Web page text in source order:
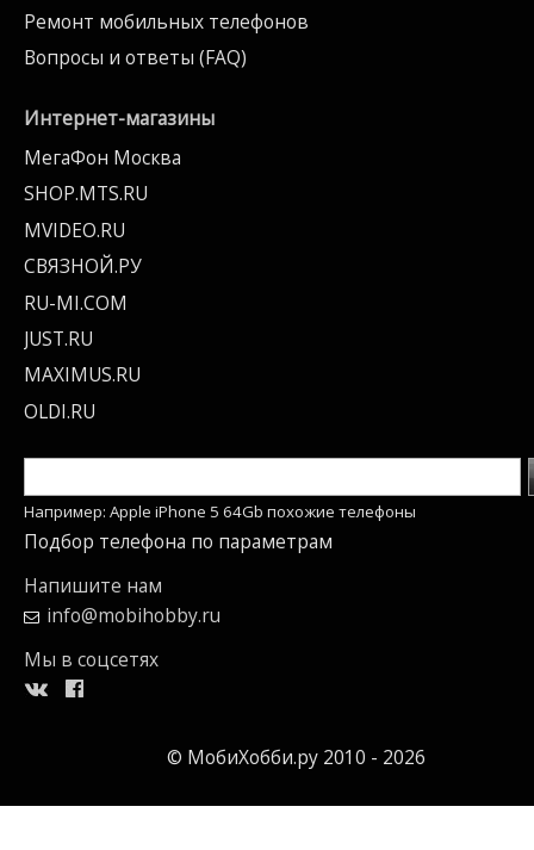
Ремонт мобильных телефонов
Вопросы и ответы (FAQ)
Интернет-магазины
МегаФон Москва
SHOP.MTS.RU
MVIDEO.RU
СВЯЗНОЙ.РУ
RU-MI.COM
JUST.RU
MAXIMUS.RU
OLDI.RU
Например: Apple iPhone 5 64Gb похожие телефоны
Подбор телефона по параметрам
Напишите нам
info@mobihobby.ru
Мы в соцсетях
© МобиХобби.ру 2010 - 2026